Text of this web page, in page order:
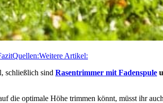
Quellen:Weitere Artikel:
schließlich sind Rasentrimmer mit Fadenspule
die optimale Höhe trimmen könnt, müsst ihr